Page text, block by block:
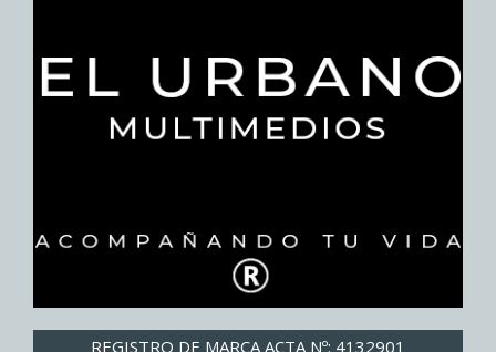
REGISTRO DE MARCA ACTA Nº: 4132901